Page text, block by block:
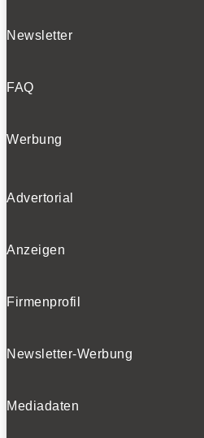
Newsletter
FAQ
Werbung
Advertorial
Anzeigen
Firmenprofil
Newsletter-Werbung
Mediadaten